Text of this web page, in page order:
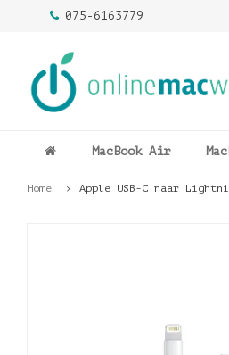
075-6163779
MacBook Air
Home Apple USB-C naar